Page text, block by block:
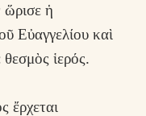
ὥρισε ἡ
Εὐαγγελίου καὶ
ἱερός.
ἔρχεται